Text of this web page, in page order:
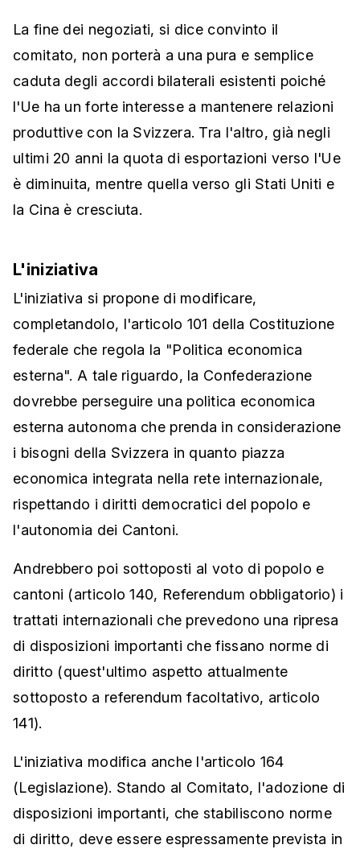
La fine dei negoziati, si dice convinto il
comitato, non porterà a una pura e semplice
caduta degli accordi bilaterali esistenti poiché
l'Ue ha un forte interesse a mantenere relazioni
produttive con la Svizzera. Tra l'altro, già negli
ultimi 20 anni la quota di esportazioni verso l'Ue
è diminuita, mentre quella verso gli Stati Uniti e
la Cina è cresciuta.
L'iniziativa
L'iniziativa si propone di modificare,
completandolo, l'articolo 101 della Costituzione
federale che regola la "Politica economica
esterna". A tale riguardo, la Confederazione
dovrebbe perseguire una politica economica
esterna autonoma che prenda in considerazione
i bisogni della Svizzera in quanto piazza
economica integrata nella rete internazionale,
rispettando i diritti democratici del popolo e
l'autonomia dei Cantoni.
Andrebbero poi sottoposti al voto di popolo e
cantoni (articolo 140, Referendum obbligatorio) i
trattati internazionali che prevedono una ripresa
di disposizioni importanti che fissano norme di
diritto (quest'ultimo aspetto attualmente
sottoposto a referendum facoltativo, articolo
141).
L'iniziativa modifica anche l'articolo 164
(Legislazione). Stando al Comitato, l'adozione di
disposizioni importanti, che stabiliscono norme
di diritto, deve essere espressamente prevista in